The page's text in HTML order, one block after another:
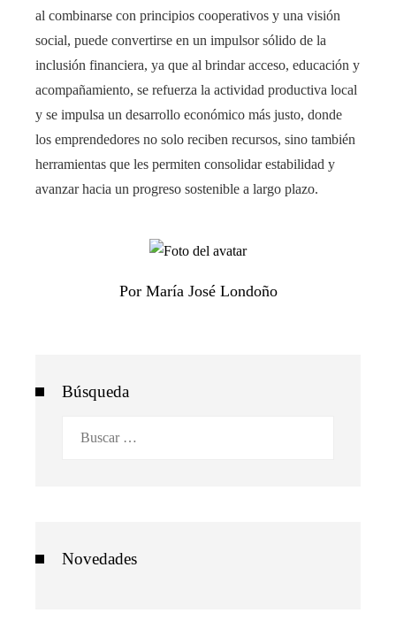
al combinarse con principios cooperativos y una visión
social, puede convertirse en un impulsor sólido de la
inclusión financiera, ya que al brindar acceso, educación y
acompañamiento, se refuerza la actividad productiva local
y se impulsa un desarrollo económico más justo, donde
los emprendedores no solo reciben recursos, sino también
herramientas que les permiten consolidar estabilidad y
avanzar hacia un progreso sostenible a largo plazo.
Por María José Londoño
Búsqueda
Novedades